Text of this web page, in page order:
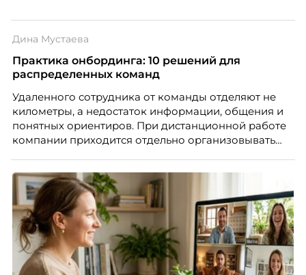
Дина Мустаева
Практика онбординга: 10 решений для
распределенных команд
Удаленного сотрудника от команды отделяют не
километры, а недостаток информации, общения и
понятных ориентиров. При дистанционной работе
компании приходится отдельно организовывать
по работе с персоналом Инфомаксимум,
рассказывает, как выстроить адаптацию
распределенной команды без лишнего контроля и
бесконечных созвонов.